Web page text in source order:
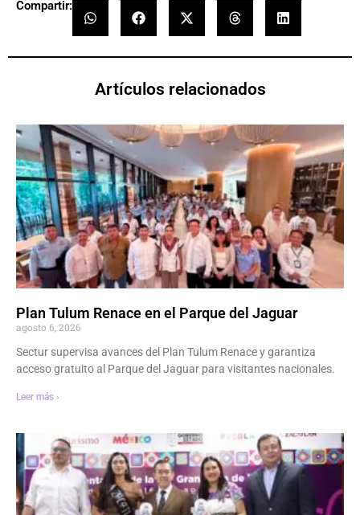
Compartir:
Artículos relacionados
Plan Tulum Renace en el Parque del Jaguar
agosto 6, 2026
Sectur supervisa avances del Plan Tulum Renace y garantiza
acceso gratuito al Parque del Jaguar para visitantes nacionales.
Leer más ›